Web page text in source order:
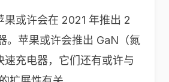
果或许会在 2021 年推出 2
。苹果或许会推出 GaN（氮
速充电器，它们还有或许与